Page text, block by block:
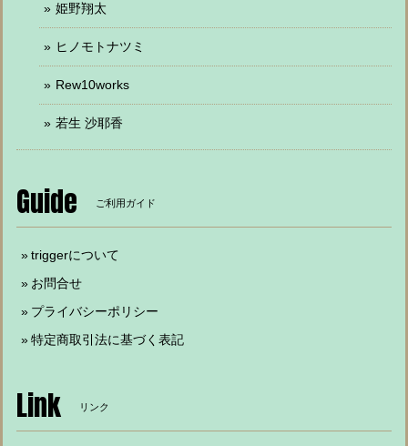
姫野翔太
ヒノモトナツミ
Rew10works
若生 沙耶香
Guide ご利用ガイド
triggerについて
お問合せ
プライバシーポリシー
特定商取引法に基づく表記
Link リンク